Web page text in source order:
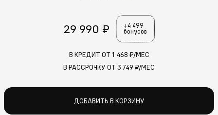
29 990 ₽
+4 499
бонусов
В КРЕДИТ ОТ 1 468 ₽/МЕС
В РАССРОЧКУ ОТ 3 749 ₽/МЕС
ДОБАВИТЬ В КОРЗИНУ